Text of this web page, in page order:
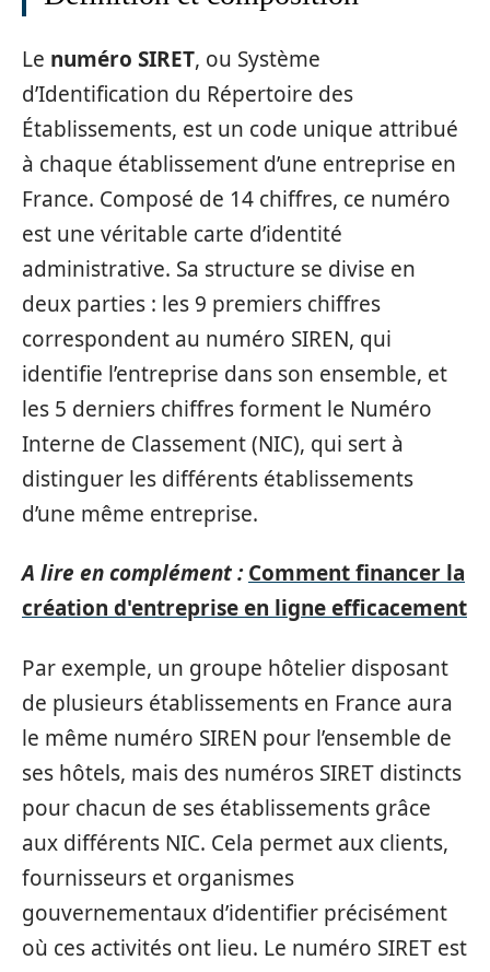
Le numéro SIRET, ou Système
d’Identification du Répertoire des
Établissements, est un code unique attribué
à chaque établissement d’une entreprise en
France. Composé de 14 chiffres, ce numéro
est une véritable carte d’identité
administrative. Sa structure se divise en
deux parties : les 9 premiers chiffres
correspondent au numéro SIREN, qui
identifie l’entreprise dans son ensemble, et
les 5 derniers chiffres forment le Numéro
Interne de Classement (NIC), qui sert à
distinguer les différents établissements
d’une même entreprise.
A lire en complément : Comment financer la
création d'entreprise en ligne efficacement
Par exemple, un groupe hôtelier disposant
de plusieurs établissements en France aura
le même numéro SIREN pour l’ensemble de
ses hôtels, mais des numéros SIRET distincts
pour chacun de ses établissements grâce
aux différents NIC. Cela permet aux clients,
fournisseurs et organismes
gouvernementaux d’identifier précisément
où ces activités ont lieu. Le numéro SIRET est